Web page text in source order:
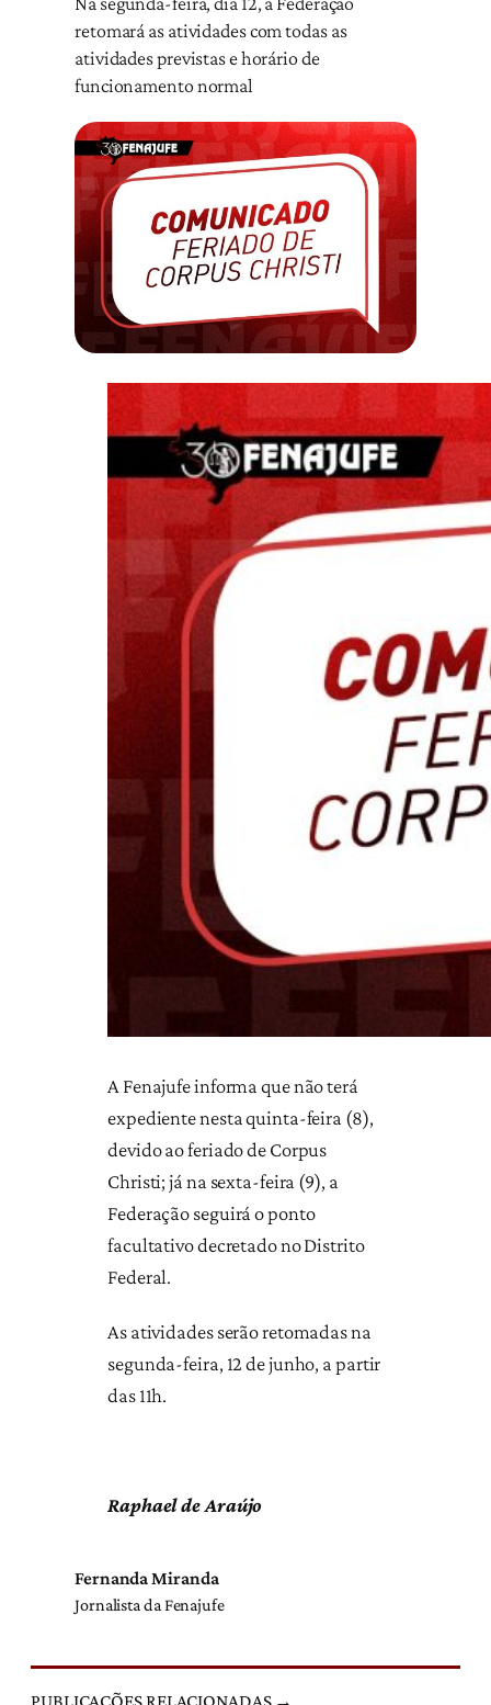
retomará as atividades com todas as
atividades previstas e horário de
funcionamento normal
A Fenajufe informa que não terá
expediente nesta quinta-feira (8),
devido ao feriado de Corpus
Christi; já na sexta-feira (9), a
Federação seguirá o ponto
facultativo decretado no Distrito
Federal.
As atividades serão retomadas na
segunda-feira, 12 de junho, a partir
das 11h.
Raphael de Araújo
Fernanda Miranda
Jornalista da Fenajufe
PUBLICAÇÕES RELACIONADAS →